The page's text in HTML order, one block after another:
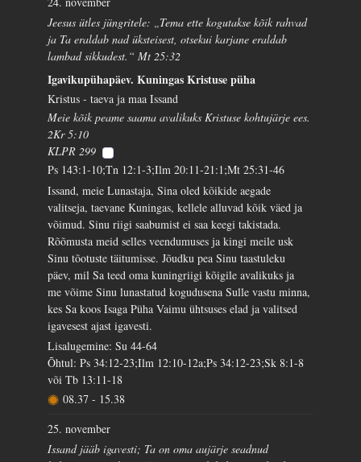
Jeesus ütles jüngritele: „Tema ette kogutakse kõik rahvad
ja Ta eraldab nad üksteisest, otsekui karjane eraldab
lambad sikkudest.“ Mt 25:32
Igavikupühapäev. Kuningas Kristuse püha
Kristus - taeva ja maa Issand
Meie kõik peame saama avalikuks Kristuse kohtujärje ees.
2Kr 5:10
KLPR 299
Ps 143:1-10;Tn 12:1-3;Ilm 20:11-21:1;Mt 25:31-46
Issand, meie Lunastaja, Sina oled kõikide aegade
valitseja, taevane Kuningas, kellele alluvad kõik väed ja
võimud. Sinu riigi saabumist ei saa keegi takistada.
Rõõmusta meid selles veendumuses ja kingi meile usk
Sinu tõotuste täitumisse. Jõudku pea Sinu taastuleku
päev, mil Sa teed oma kuningriigi kõigile avalikuks ja
me võime Sinu lunastatud kogudusena Sulle vastu minna,
kes Sa koos Isaga Püha Vaimu ühtsuses elad ja valitsed
igavesest ajast igavesti.
Lisalugemine: Su 44-64
Õhtul: Ps 34:12-23;Ilm 12:10-12a;Ps 34:12-23;Sk 8:1-8
või Tb 13:11-18
08.37 - 15.38
25. november
Issand jääb igavesti; Ta on oma aujärje seadnud